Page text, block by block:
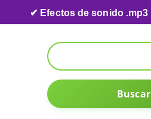
Skip to content
✔ Efectos de sonido .mp3
Buscar